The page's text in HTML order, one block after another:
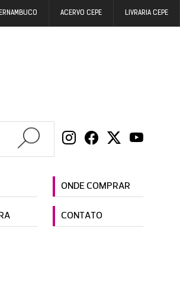
ACERVO CEPE LIVRARIA CEPE
ONDE COMPRAR
CONTATO